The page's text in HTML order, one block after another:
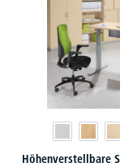
Höhenverstellbare